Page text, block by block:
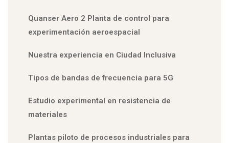
Quanser Aero 2 Planta de control para
experimentación aeroespacial
Nuestra experiencia en Ciudad Inclusiva
Tipos de bandas de frecuencia para 5G
Estudio experimental en resistencia de
materiales
Plantas piloto de procesos industriales para